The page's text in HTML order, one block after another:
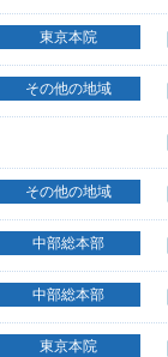
東京本院
その他の地域
その他の地域
中部総本部
中部総本部
東京本院